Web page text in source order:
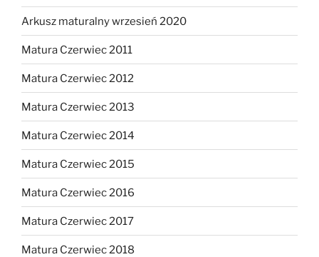
Arkusz maturalny wrzesień 2020
Matura Czerwiec 2011
Matura Czerwiec 2012
Matura Czerwiec 2013
Matura Czerwiec 2014
Matura Czerwiec 2015
Matura Czerwiec 2016
Matura Czerwiec 2017
Matura Czerwiec 2018